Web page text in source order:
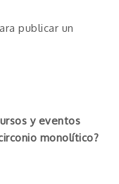
publicar un
y eventos
monolítico?